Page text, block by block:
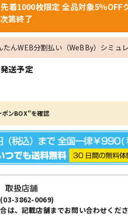
着1000枚限定 全品対象5％OFF
第終了
んWEB分割払い（WeBBy）シミュ
送予定
ポンBOX"を確認
取扱店舗
(03-3862-0069)
は、記載店舗までお問い合わせくださ